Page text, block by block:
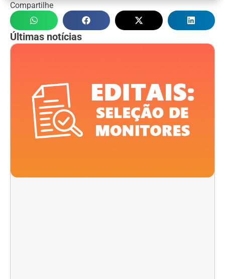
Compartilhe
Últimas notícias